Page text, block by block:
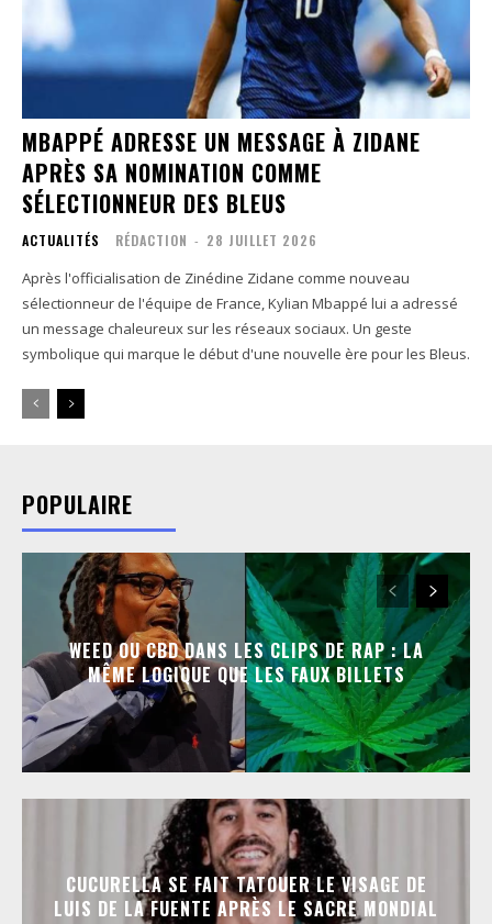
MBAPPÉ ADRESSE UN MESSAGE À ZIDANE
APRÈS SA NOMINATION COMME
SÉLECTIONNEUR DES BLEUS
ACTUALITÉS RÉDACTION - 28 JUILLET 2026
Après l'officialisation de Zinédine Zidane comme nouveau
sélectionneur de l'équipe de France, Kylian Mbappé lui a adressé
un message chaleureux sur les réseaux sociaux. Un geste
symbolique qui marque le début d'une nouvelle ère pour les Bleus.
POPULAIRE
WEED OU CBD DANS LES CLIPS DE RAP : LA
MÊME LOGIQUE QUE LES FAUX BILLETS
CUCURELLA SE FAIT TATOUER LE VISAGE DE
LUIS DE LA FUENTE APRÈS LE SACRE MONDIAL